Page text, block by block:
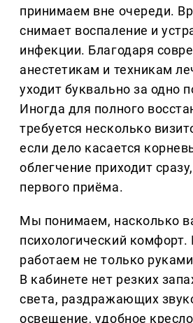
принимаем вне очереди.
снимает воспаление и
инфекции. Благодаря
анестетикам и техникам
уходит буквально за одно
Иногда для полного
требуется несколько
если дело касается
облегчение приходит
первого приёма.
Мы понимаем, насколько
психологический
работаем не только
В кабинете нет резких
света, раздражающих
освещение, удобное